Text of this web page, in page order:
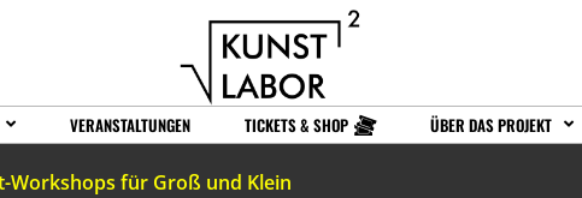
VERANSTALTUNGEN TICKETS & SHOP ÜBER DAS PROJEKT
Workshops für Groß und Klein